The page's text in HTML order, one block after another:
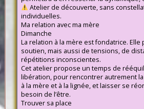
Atelier de découverte, sans
individuelles.
Ma relation avec ma mère
Dimanche
La relation à la mère est fondatrice.
soutien, mais aussi de tensions, de
répétitions inconscientes.
Cet atelier propose un temps de
libération, pour rencontrer autrement
à la mère et à la lignée, et laisser se
besoin de l’être.
Trouver sa place